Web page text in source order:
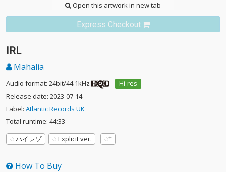
Open this artwork in new tab
Express Checkout
IRL
Mahalia
Audio format: 24bit/44.1kHz
Hi-res
Release date: 2023-07-14
Label: Atlantic Records UK
Total runtime: 44:33
ハイレゾ
Explicit ver.
How To Buy